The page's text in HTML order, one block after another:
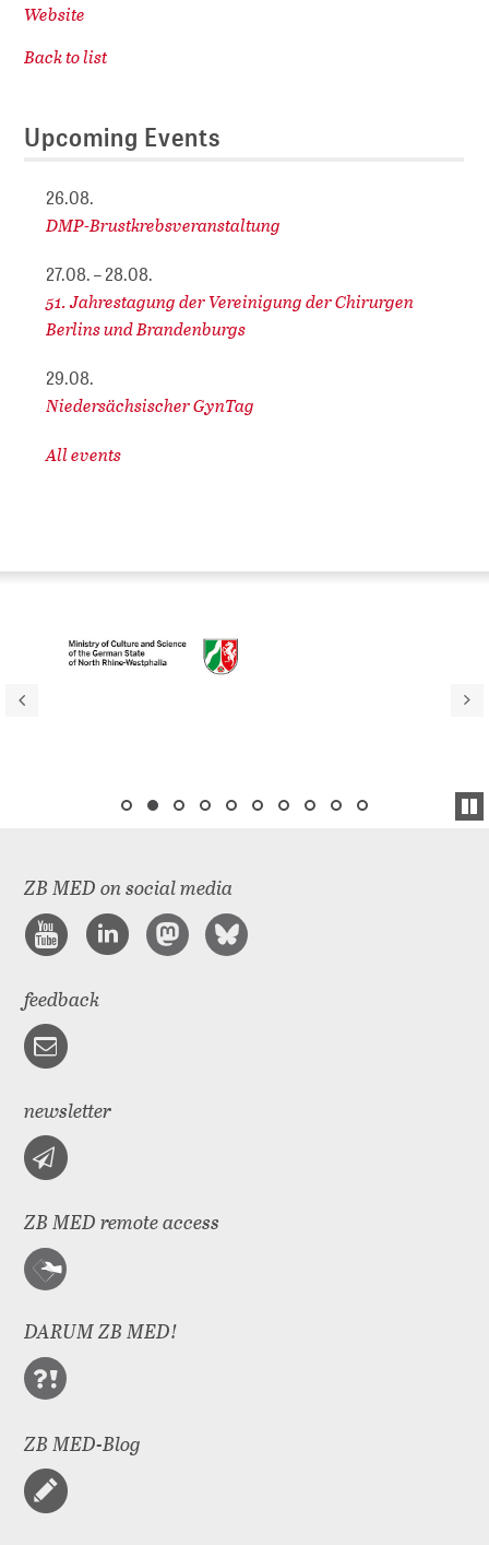
Website
Back to list
Upcoming Events
26.08.
DMP-Brustkrebsveranstaltung
27.08. – 28.08.
51. Jahrestagung der Vereinigung der Chirurgen
Berlins und Brandenburgs
29.08.
Niedersächsischer GynTag
All events
ZB MED on social media
feedback
newsletter
ZB MED remote access
DARUM ZB MED!
ZB MED-Blog